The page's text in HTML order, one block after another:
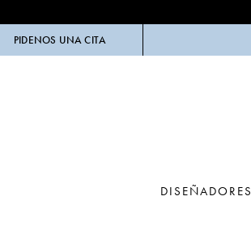
PIDENOS UNA CITA
DISEÑADORES